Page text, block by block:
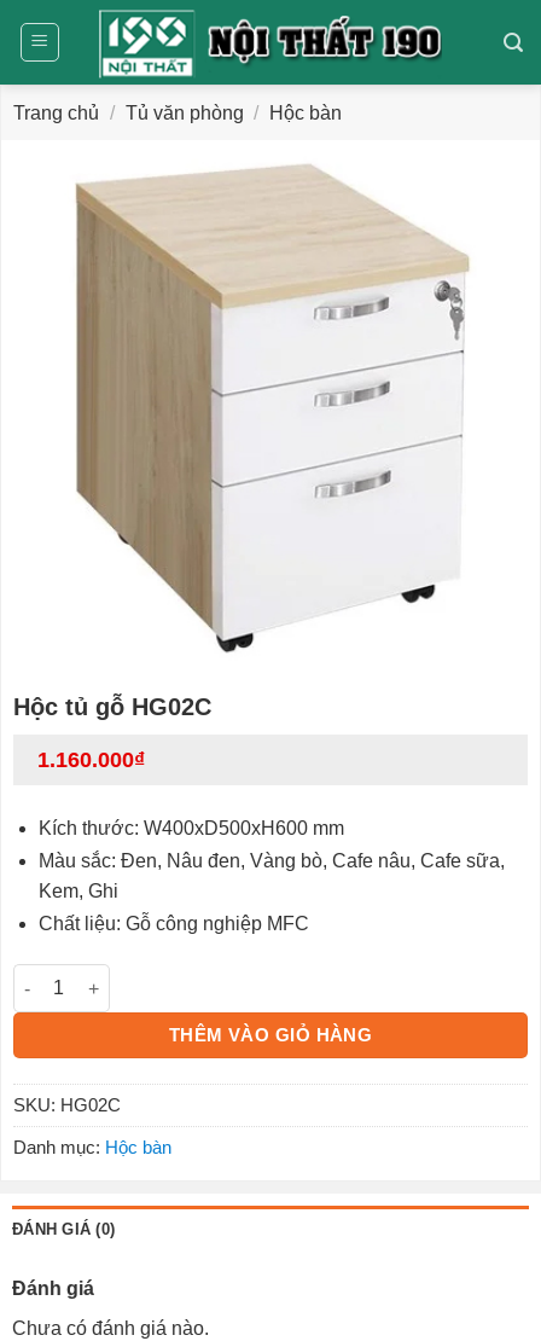
dung
Trang chủ / Tủ văn phòng / Hộc bàn
Hộc tủ gỗ HG02C
1.160.000₫
Kích thước: W400xD500xH600 mm
Màu sắc: Đen, Nâu đen, Vàng bò, Cafe nâu, Cafe sữa,
Kem, Ghi
Chất liệu: Gỗ công nghiệp MFC
Hộc tủ gỗ HG02C số lượng
THÊM VÀO GIỎ HÀNG
SKU: HG02C
Danh mục: Hộc bàn
ĐÁNH GIÁ (0)
Đánh giá
Chưa có đánh giá nào.